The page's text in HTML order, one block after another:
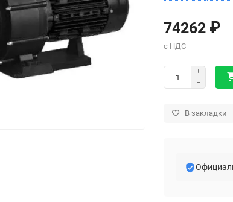
74262 ₽
В закладки